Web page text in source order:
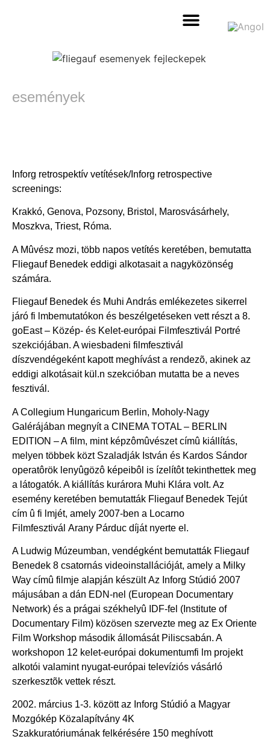
események
Inforg retrospektív vetítések/Inforg retrospective
screenings:
Krakkó, Genova, Pozsony, Bristol, Marosvásárhely,
Moszkva, Triest, Róma.
A Mûvész mozi, több napos vetítés keretében, bemutatta
Fliegauf Benedek eddigi alkotasait a nagyközönség
számára.
Fliegauf Benedek és Muhi András emlékezetes sikerrel
járó fi lmbemutatókon és beszélgetéseken vett részt a 8.
goEast – Közép- és Kelet-európai Filmfesztivál Portré
szekciójában. A wiesbadeni filmfesztivál
díszvendégeként kapott meghívást a rendezõ, akinek az
eddigi alkotásait kül.n szekcióban mutatta be a neves
fesztivál.
A Collegium Hungaricum Berlin, Moholy-Nagy
Galérájában megnyít a CINEMA TOTAL – BERLIN
EDITION – A film, mint képzômûvészet címû kiállítás,
melyen többek közt Szaladják István és Kardos Sándor
operatôrök lenyûgözô képeibôl is ízelítôt tekinthettek meg
a látogatók. A kiállítás kurárora Muhi Klára volt. Az
esemény keretében bemutatták Fliegauf Benedek Tejút
cím û fi lmjét, amely 2007-ben a Locarno
Filmfesztivál Arany Párduc díját nyerte el.
A Ludwig Múzeumban, vendégként bemutatták Fliegauf
Benedek 8 csatornás videoinstallációját, amely a Milky
Way címû filmje alapján készült Az Inforg Stúdió 2007
májusában a dán EDN-nel (European Documentary
Network) és a prágai székhelyû IDF-fel (Institute of
Documentary Film) közösen szervezte meg az Ex Oriente
Film Workshop második állomását Piliscsabán. A
workshopon 12 kelet-európai dokumentumfi lm projekt
alkotói valamint nyugat-európai televíziós vásárló
szerkesztõk vettek részt.
2002. március 1-3. között az Inforg Stúdió a Magyar
Mozgókép Közalapítvány 4K
Szakkuratóriumának felkérésére 150 meghívott